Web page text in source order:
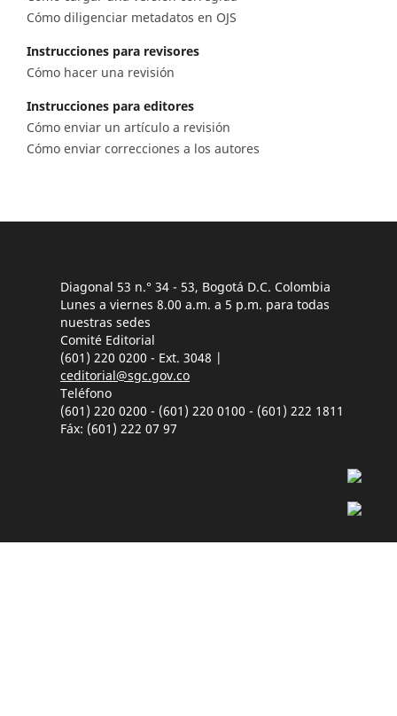
Cómo diligenciar metadatos en OJS
Instrucciones para revisores
Cómo hacer una revisión
Instrucciones para editores
Cómo enviar un artículo a revisión
Cómo enviar correcciones a los autores
Diagonal 53 n.° 34 - 53, Bogotá D.C. Colombia
Lunes a viernes 8.00 a.m. a 5 p.m. para todas
nuestras sedes
Comité Editorial
(601) 220 0200 - Ext. 3048 |
ceditorial@sgc.gov.co
Teléfono
(601) 220 0200 - (601) 220 0100 - (601) 222 1811
Fáx: (601) 222 07 97